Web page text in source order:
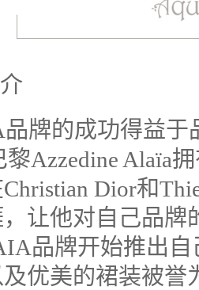
的成功得益于
黎Azzedine Alaïa
Dior和
让他对自己品牌
品牌开始推出
优美的裙装被誉